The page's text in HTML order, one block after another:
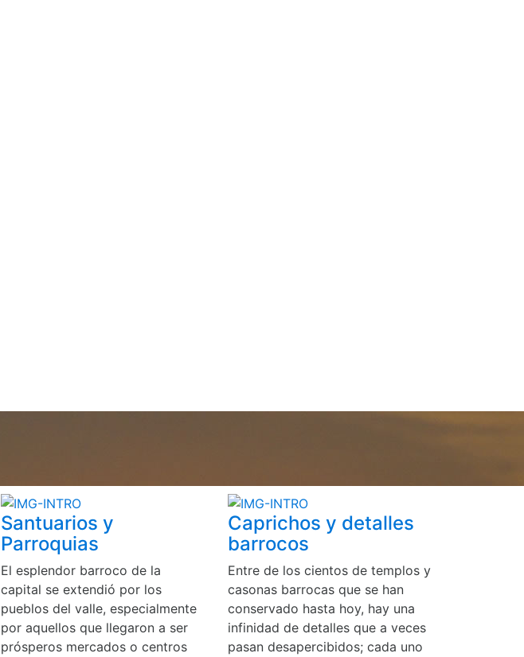
Santuarios y
Parroquias
El esplendor barroco de la
capital se extendió por los
pueblos del valle, especialmente
por aquellos que llegaron a ser
prósperos mercados o centros
Caprichos y detalles
barrocos
Entre de los cientos de templos y
casonas barrocas que se han
conservado hasta hoy, hay una
infinidad de detalles que a veces
pasan desapercibidos; cada uno